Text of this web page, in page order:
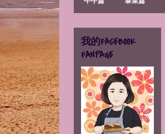
我的FACEBOOK
FANPAGE